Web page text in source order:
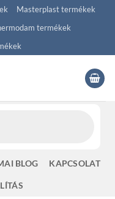
Masterplast termékek
termékek
BLOG KAPCSOLAT